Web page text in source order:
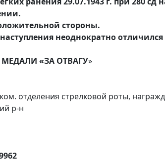
стороны.
неоднократно
МЕДАЛИ «ЗА ОТВАГУ»
отделения стрелковой роты,
р-н